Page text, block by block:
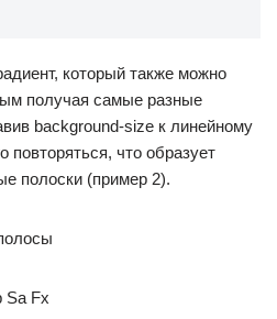
который также можно
получая самые разные
background-size к линейному
повторяться, что образует
полоски (пример 2).
Sa Fx